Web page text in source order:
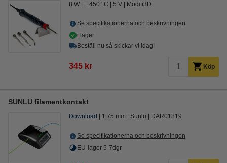
8 W + 450 °C 5 V Modifi3D
Se specifikationerna och beskrivningen
i lager
Beställ nu så skickar vi idag!
345 kr Köp
SUNLU filamentkontakt
Download 1,75 mm Sunlu DAR01819
Se specifikationerna och beskrivningen
EU-lager 5-7dgr